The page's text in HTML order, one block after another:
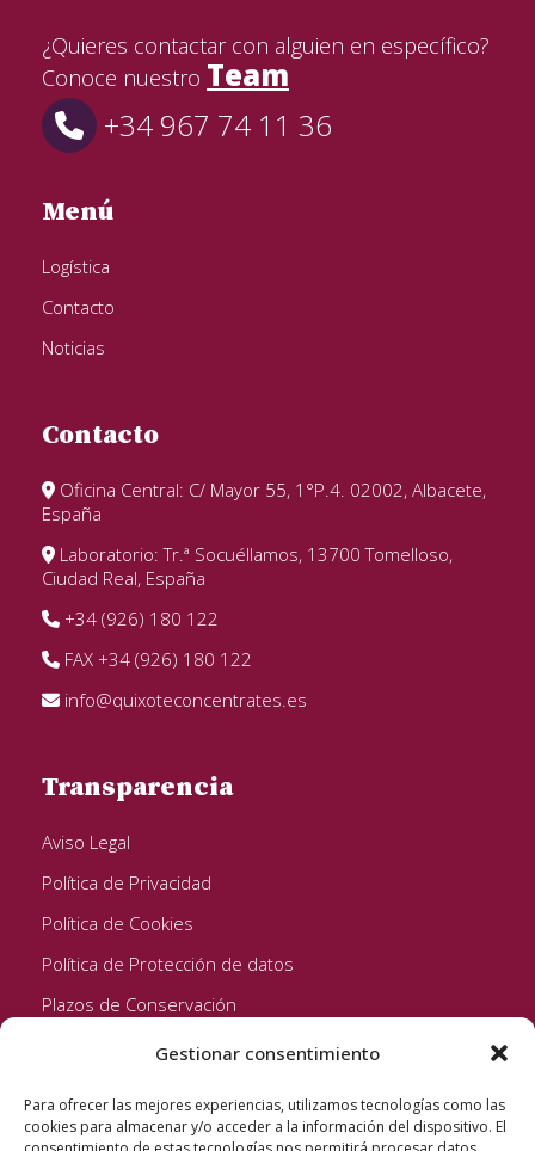
Gestionar consentimiento
Para ofrecer las mejores experiencias, utilizamos tecnologías como las
cookies para almacenar y/o acceder a la información del dispositivo. El
¿Quieres contactar con alguien en específico?
Conoce nuestro Team
+34 967 74 11 36
Menú
Logística
Contacto
Noticias
Contacto
Oficina Central: C/ Mayor 55, 1°P.4. 02002, Albacete,
España
Laboratorio: Tr.ª Socuéllamos, 13700 Tomelloso,
Ciudad Real, España
+34 (926) 180 122
FAX +34 (926) 180 122
info@quixoteconcentrates.es
Transparencia
Aviso Legal
Política de Privacidad
Política de Cookies
Política de Protección de datos
Plazos de Conservación
Seguinos!